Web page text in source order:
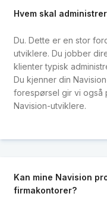
Hvem skal
Du. Dette er en stor
utviklere. Du jobber
klienter typisk
Du kjenner din
forespørsel gir vi også
Navision-utviklere.
Kan mine Navision
firmakontorer?